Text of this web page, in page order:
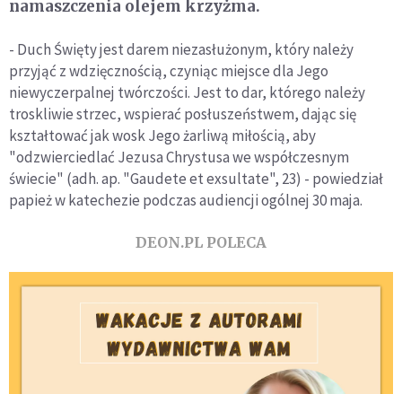
namaszczenia olejem krzyżma.
- Duch Święty jest darem niezasłużonym, który należy
przyjąć z wdzięcznością, czyniąc miejsce dla Jego
niewyczerpalnej twórczości. Jest to dar, którego należy
troskliwie strzec, wspierać posłuszeństwem, dając się
kształtować jak wosk Jego żarliwą miłością, aby
"odzwierciedlać Jezusa Chrystusa we współczesnym
świecie" (adh. ap. "Gaudete et exsultate", 23) - powiedział
papież w katechezie podczas audiencji ogólnej 30 maja.
DEON.PL POLECA